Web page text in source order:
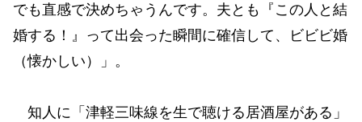
でも直感で決めちゃうんです。夫とも『この人と結
婚する！』って出会った瞬間に確信して、ビビビ婚
（懐かしい）」。
知人に「津軽三味線を生で聴ける居酒屋がある」